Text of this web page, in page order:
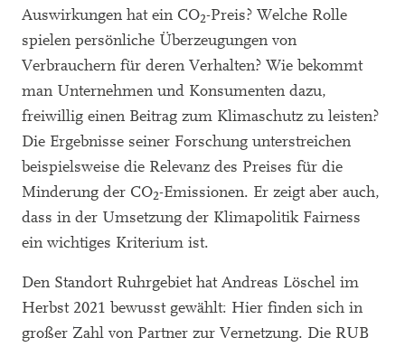
Auswirkungen hat ein CO2-Preis? Welche Rolle
spielen persönliche Überzeugungen von
Verbrauchern für deren Verhalten? Wie bekommt
man Unternehmen und Konsumenten dazu,
freiwillig einen Beitrag zum Klimaschutz zu leisten?
Die Ergebnisse seiner Forschung unterstreichen
beispielsweise die Relevanz des Preises für die
Minderung der CO2-Emissionen. Er zeigt aber auch,
dass in der Umsetzung der Klimapolitik Fairness
ein wichtiges Kriterium ist.
Den Standort Ruhrgebiet hat Andreas Löschel im
Herbst 2021 bewusst gewählt: Hier finden sich in
großer Zahl von Partner zur Vernetzung. Die RUB